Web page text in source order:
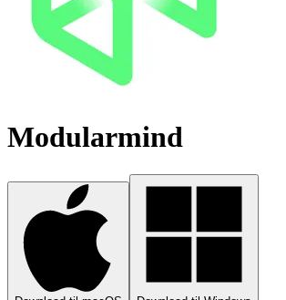
Modularmind